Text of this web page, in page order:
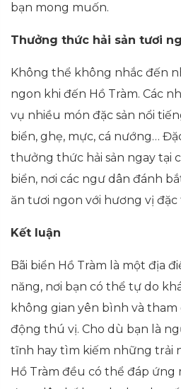
bạn mong muốn.
Thưởng thức hải sản tươi
Không thể không nhắc đến
ngon khi đến Hồ Tràm. Các
vụ nhiều món đặc sản nổi
biển, ghẹ, mực, cá nướng…
thưởng thức hải sản ngay tại
biển, nơi các ngư dân đánh
ăn tươi ngon với hương vị
Kết luận
Bãi biển Hồ Tràm là một địa
năng, nơi bạn có thể tự do
không gian yên bình và
động thú vị. Cho dù bạn là
tĩnh hay tìm kiếm những trải
Hồ Tràm đều có thể đáp ứng